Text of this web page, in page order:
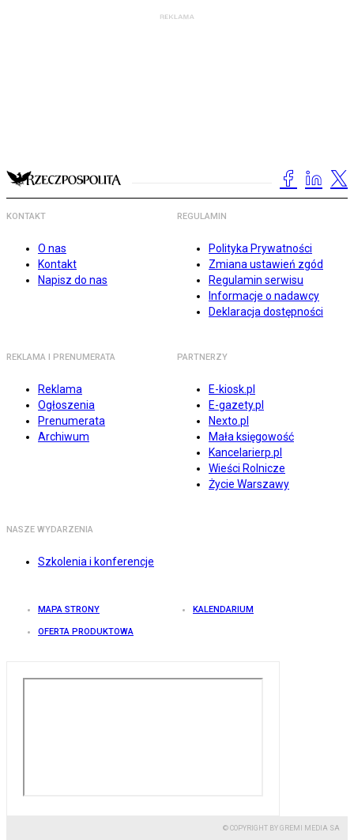
KONTAKT
O nas
Kontakt
Napisz do nas
REGULAMIN
Polityka Prywatności
Zmiana ustawień zgód
Regulamin serwisu
Informacje o nadawcy
Deklaracja dostępności
REKLAMA I PRENUMERATA
Reklama
Ogłoszenia
Prenumerata
Archiwum
PARTNERZY
E-kiosk.pl
E-gazety.pl
Nexto.pl
Mała księgowość
Kancelarierp.pl
Wieści Rolnicze
Życie Warszawy
NASZE WYDARZENIA
Szkolenia i konferencje
MAPA STRONY KALENDARIUM
OFERTA PRODUKTOWA
© COPYRIGHT BY GREMI MEDIA SA